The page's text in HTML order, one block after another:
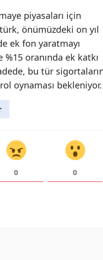
Nevşehir
Niğde
Ordu
Rize
Sakarya
Samsun
Siirt
Sinop
Sivas
piyasaları için
önümüzdeki on yıl
ek fon yaratmayı
oranında ek katkı
bu tür
oynaması bekleniyor.
0 0